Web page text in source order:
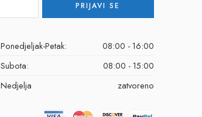
Ponedjeljak-Petak:
08:00 - 16:00
Subota:
08:00 - 15:00
Nedjelja
zatvoreno